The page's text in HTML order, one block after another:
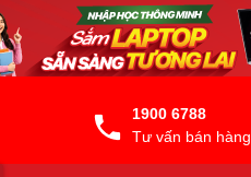
1900 6788
Tư vấn bán hàng